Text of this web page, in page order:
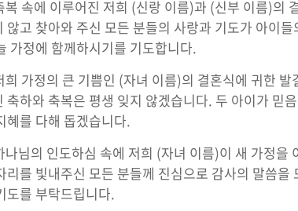
복 속에 이루어진 저희 (신랑 이름)과 (신부 이름)의
않고 찾아와 주신 모든 분들의 사랑과 기도가 아이
가정에 함께하시기를 기도합니다.
희 가정의 큰 기쁨인 (자녀 이름)의 결혼식에 귀한
축하와 축복은 평생 잊지 않겠습니다. 두 아이가 믿
혜를 다해 돕겠습니다.
나님의 인도하심 속에 저희 (자녀 이름)이 새 가정을
리를 빛내주신 모든 분들께 진심으로 감사의 말씀
도를 부탁드립니다.